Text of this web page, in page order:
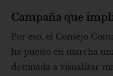
Campaña que
Por eso, el Consejo
ha puesto en marcha
destinada a visualizar